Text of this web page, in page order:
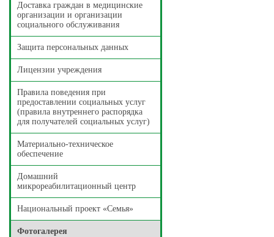
Доставка граждан в медицинские
организации и организации
социального обслуживания
Защита персональных данных
Лицензии учреждения
Правила поведения при
предоставлении социальных услуг
(правила внутреннего распорядка
для получателей социальных услуг)
Материально-техническое
обеспечение
Домашний
микрореабилитационный центр
Национальный проект «Семья»
Фотогалерея